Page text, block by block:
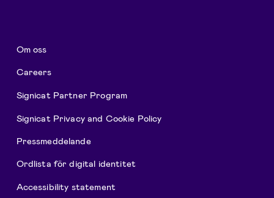
Om oss
Careers
Signicat Partner Program
Signicat Privacy and Cookie Policy
Pressmeddelande
Ordlista för digital identitet
Accessibility statement